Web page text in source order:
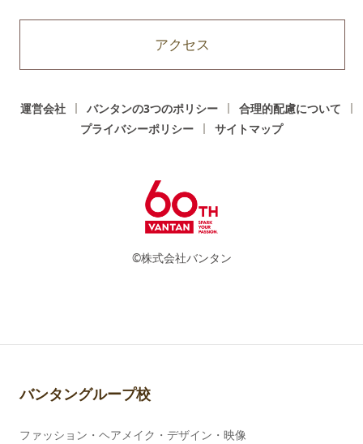
アクセス
運営会社 バンタンの3つのポリシー
合理的配慮について
プライバシーポリシー
サイトマップ
©株式会社バンタン
バンタングループ校
ファッション・ヘアメイク・デザイン・映像